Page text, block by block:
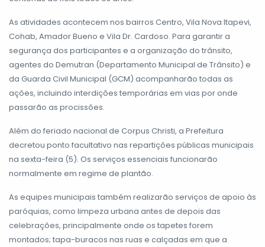
As atividades acontecem nos bairros Centro, Vila Nova Itapevi,
Cohab, Amador Bueno e Vila Dr. Cardoso. Para garantir a
segurança dos participantes e a organização do trânsito,
agentes do Demutran (Departamento Municipal de Trânsito) e
da Guarda Civil Municipal (GCM) acompanharão todas as
ações, incluindo interdições temporárias em vias por onde
passarão as procissões.
Além do feriado nacional de Corpus Christi, a Prefeitura
decretou ponto facultativo nas repartições públicas municipais
na sexta-feira (5). Os serviços essenciais funcionarão
normalmente em regime de plantão.
As equipes municipais também realizarão serviços de apoio às
paróquias, como limpeza urbana antes de depois das
celebrações, principalmente onde os tapetes forem
montados; tapa-buracos nas ruas e calçadas em que a